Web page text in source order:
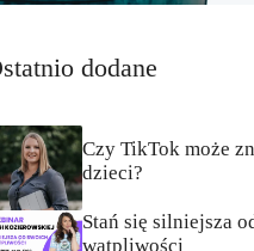
dodane
Czy TikTok może
dzieci?
Stań się silniejsza
wątpliwości